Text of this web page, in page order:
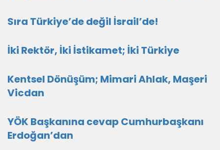
Sıra Türkiye’de değil İsrail’de!
İki Rektör, İki İstikamet; İki Türkiye
Kentsel Dönüşüm; Mimari Ahlak, Maşeri
Vicdan
YÖK Başkanına cevap Cumhurbaşkanı
Erdoğan’dan